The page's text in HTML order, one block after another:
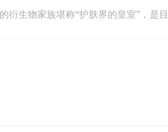
衍生物家族堪称“护肤界的皇室”，是